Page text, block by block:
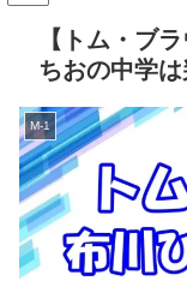
【トム・ブ
ちおの中学
M-1